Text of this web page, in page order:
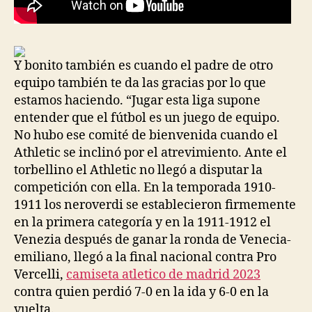
Y bonito también es cuando el padre de otro
equipo también te da las gracias por lo que
estamos haciendo. “Jugar esta liga supone
entender que el fútbol es un juego de equipo.
No hubo ese comité de bienvenida cuando el
Athletic se inclinó por el atrevimiento. Ante el
torbellino el Athletic no llegó a disputar la
competición con ella. En la temporada 1910-
1911 los neroverdi se establecieron firmemente
en la primera categoría y en la 1911-1912 el
Venezia después de ganar la ronda de Venecia-
emiliano, llegó a la final nacional contra Pro
Vercelli, camiseta atletico de madrid 2023
contra quien perdió 7-0 en la ida y 6-0 en la